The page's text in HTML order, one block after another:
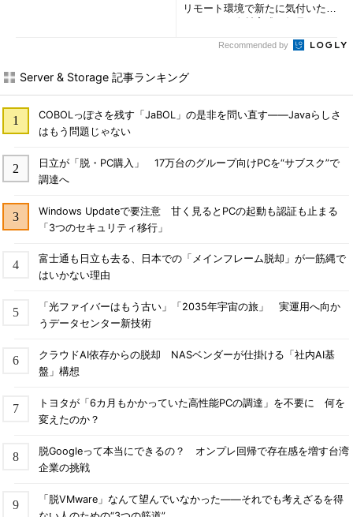
リモート環境で新たに気付いたセ
Recommended by
Server & Storage 記事ランキング
COBOLっぽさを残す「JaBOL」の是非を問い直す――Javaらしさ
はもう問題じゃない
日立が「脱・PC購入」 17万台のグループ向けPCを“サブスク”で
調達へ
Windows Updateで要注意 甘く見るとPCの起動も認証も止まる
「3つのセキュリティ移行」
富士通も日立も去る、日本での「メインフレーム脱却」が一筋縄で
はいかない理由
「光ファイバーはもう古い」「2035年宇宙の旅」 実運用へ向か
うデータセンター新技術
クラウドAI依存からの脱却 NASベンダーが仕掛ける「社内AI基
盤」構想
トヨタが「6カ月もかかっていた高性能PCの調達」を不要に 何を
変えたのか？
脱Googleって本当にできるの？ オンプレ回帰で存在感を増す台湾
企業の挑戦
「脱VMware」なんて望んでいなかった――それでも考えざるを得